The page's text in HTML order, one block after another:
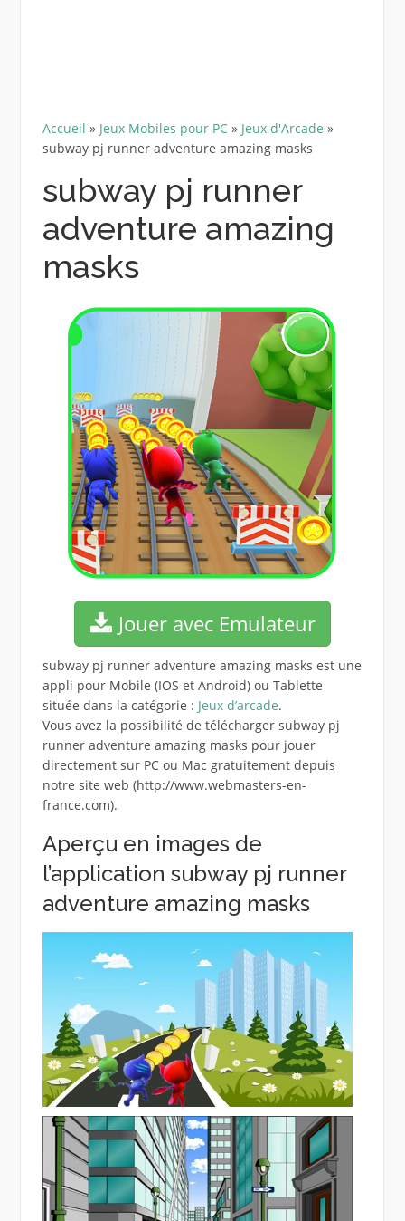
Accueil » Jeux Mobiles pour PC» Jeux d'Arcade »
subway pj runner adventure amazing masks
subway pj runner
adventure amazing
masks
Jouer avec Emulateur
subway pj runner adventure amazing masks est une
appli pour Mobile (IOS et Android) ou Tablette
située dans la catégorie : Jeux d’arcade.
Vous avez la possibilité de télécharger subway pj
runner adventure amazing masks pour jouer
directement sur PC ou Mac gratuitement depuis
notre site web (http://www.webmasters-en-
france.com).
Aperçu en images de
l’application subway pj runner
adventure amazing masks